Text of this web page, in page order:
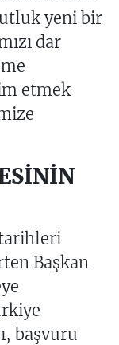
yeni bir
dar
etmek
Başkan
başvuru